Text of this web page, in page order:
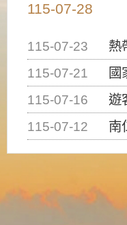
115-07-28
115-07-23
熱
115-07-21
國家太空
115-07-16
遊
115-07-12
南仁山生